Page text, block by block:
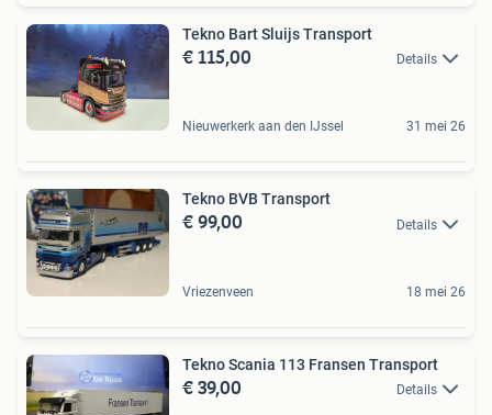
Tekno Bart Sluijs Transport
€ 115,00 Details
Nieuwerkerk aan den IJssel 31 mei 26
Tekno BVB Transport
€ 99,00 Details
Vriezenveen 18 mei 26
Tekno Scania 113 Fransen Transport
€ 39,00 Details